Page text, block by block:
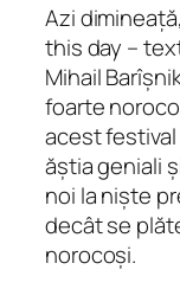
Azi
this day –
Mihail
foarte
acest
ăștia geniali
noi la niște
decât se
norocoși.